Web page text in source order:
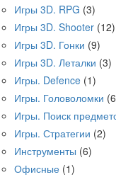
Игры 3D. RPG (3)
Игры 3D. Shooter (12)
Игры 3D. Гонки (9)
Игры 3D. Леталки (3)
Игры. Defence (1)
Игры. Головоломки
Игры. Поиск
Игры. Стратегии (2)
Инструменты (6)
Офисные (1)